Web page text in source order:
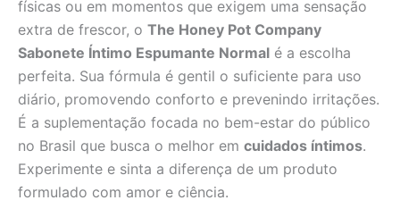
físicas ou em momentos que exigem uma sensação
extra de frescor, o The Honey Pot Company
Sabonete Íntimo Espumante Normal é a escolha
perfeita. Sua fórmula é gentil o suficiente para uso
diário, promovendo conforto e prevenindo irritações.
É a suplementação focada no bem-estar do público
no Brasil que busca o melhor em cuidados íntimos.
Experimente e sinta a diferença de um produto
formulado com amor e ciência.